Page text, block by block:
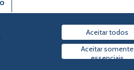
Política de privacidade
© 2009-2026 UFCSPA
Aceitar todos
Aceitar somente
essenciais